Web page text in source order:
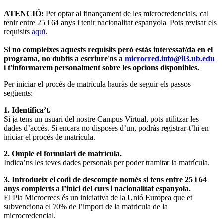
ATENCIÓ: Per optar al finançament de les microcredencials, cal
tenir entre 25 i 64 anys i tenir nacionalitat espanyola. Pots revisar els
requisits aquï.
Si no compleixes aquests requisits però estàs interessat/da en el
programa, no dubtis a escriure'ns a microcred.info@il3.ub.edu
i t'informarem personalment sobre les opcions disponibles.
Per iniciar el procés de matrícula hauràs de seguir els passos
següents:
1. Identifica’t.
Si ja tens un usuari del nostre Campus Virtual, pots utilitzar les
dades d’accés. Si encara no disposes d’un, podràs registrar-t’hi en
iniciar el procés de matrícula.
2. Omple el formulari de matrícula.
Indica’ns les teves dades personals per poder tramitar la matrícula.
3. Introdueix el codi de descompte només si tens entre 25 i 64
anys complerts a l’inici del curs i nacionalitat espanyola.
El Pla Microcreds és un iniciativa de la Unió Europea que et
subvenciona el 70% de l’import de la matricula de la
microcredencial.